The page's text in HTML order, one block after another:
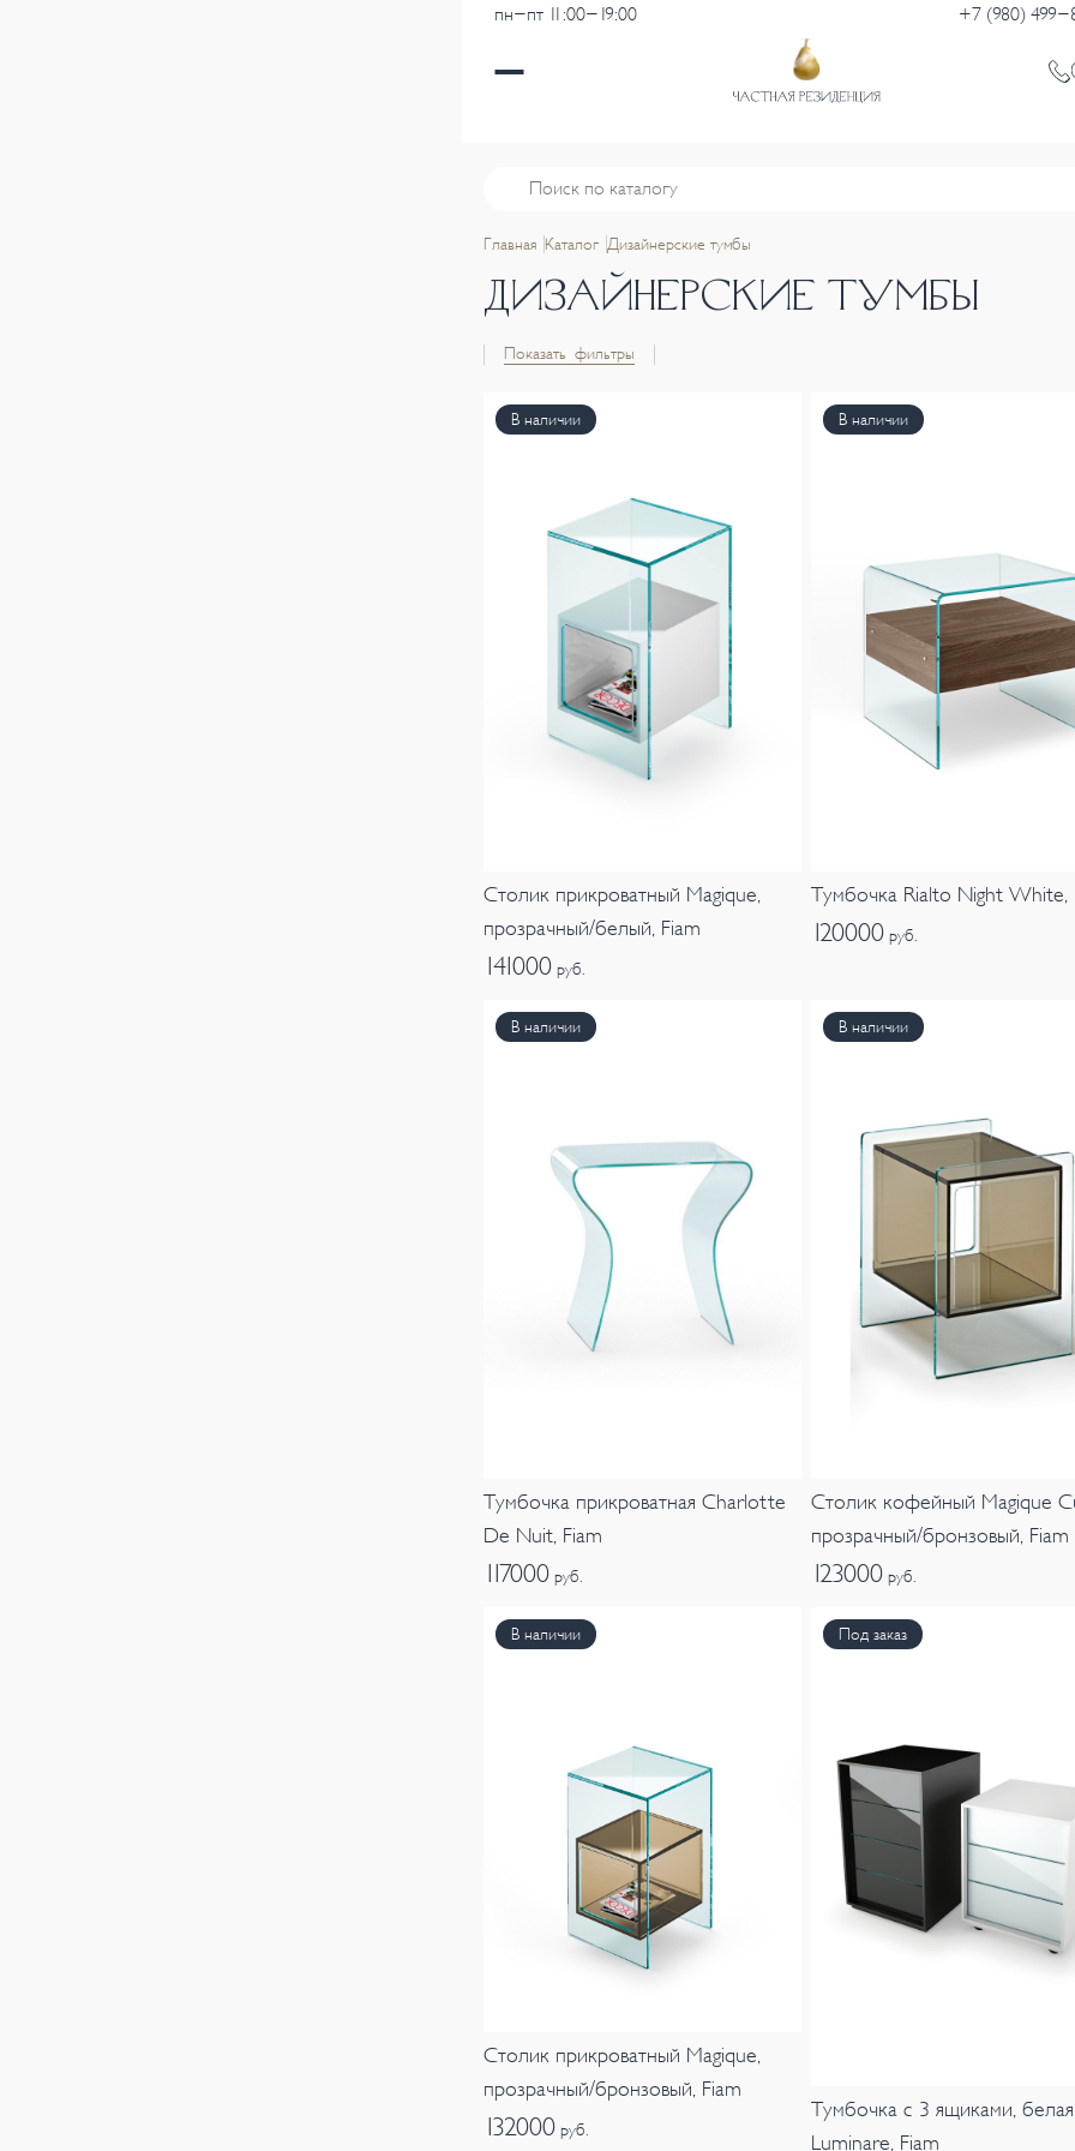
пн-пт 11:00-19:00 +7 (980)
Главная Каталог Дизайнерские тумбы
ДИЗАЙНЕРСКИЕ ТУМБЫ
Показать фильтры
В наличии
Столик прикроватный Magique,
прозрачный/белый, Fiam
141000руб.
В наличии
Тумбочка Rialto Night White,
120000 руб.
В наличии
Тумбочка прикроватная Charlotte
De Nuit, Fiam
117000руб.
В наличии
Столик кофейный Magique
прозрачный/бронзовый, Fiam
123000 руб.
В наличии
Столик прикроватный Magique,
прозрачный/бронзовый, Fiam
132000руб.
Под заказ
Тумбочка с 3 ящиками, белая
Luminare, Fiam